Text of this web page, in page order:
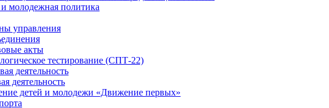
и молодежная политика
управления
акты
тестирование (СПТ-22)
деятельность
деятельность
детей и молодежи «Движение первых»